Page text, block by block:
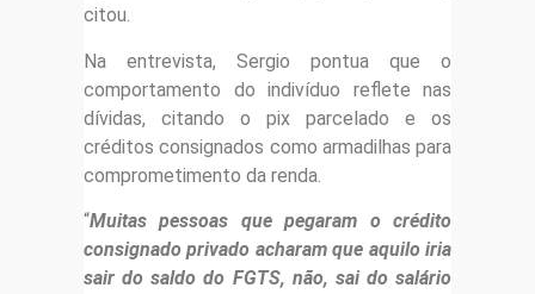
citou.
Na entrevista, Sergio pontua que o
comportamento do indivíduo reflete nas
dívidas, citando o pix parcelado e os
créditos consignados como armadilhas para
comprometimento da renda.
“Muitas pessoas que pegaram o crédito
consignado privado acharam que aquilo iria
sair do saldo do FGTS, não, sai do salário